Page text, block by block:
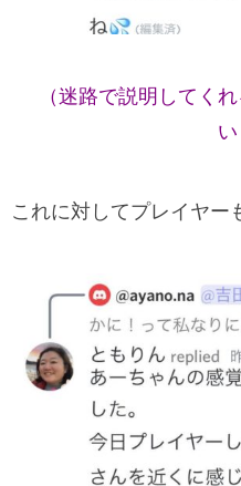
（迷路で説明してく
い
これに対してプレイヤー